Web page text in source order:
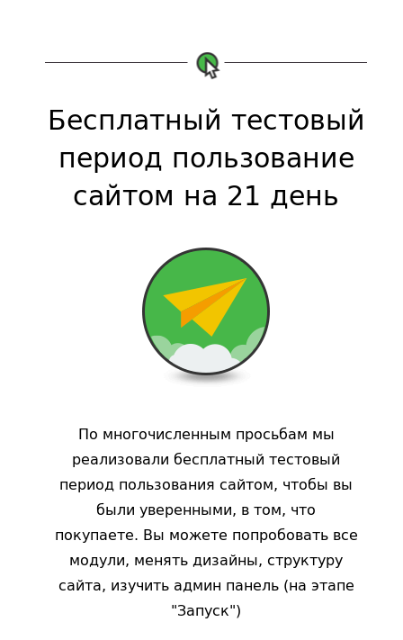
Бесплатный тестовый
период пользование
сайтом на 21 день
По многочисленным просьбам мы
реализовали бесплатный тестовый
период пользования сайтом, чтобы вы
были уверенными, в том, что
покупаете. Вы можете попробовать все
модули, менять дизайны, структуру
сайта, изучить админ панель (на этапе
"Запуск")